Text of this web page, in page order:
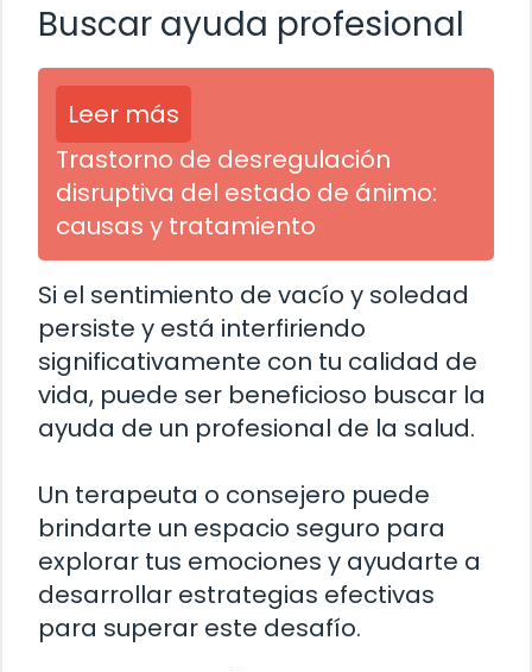
Buscar ayuda profesional
Leer más
Trastorno de desregulación
disruptiva del estado de ánimo:
causas y tratamiento
Si el sentimiento de vacío y soledad
persiste y está interfiriendo
significativamente con tu calidad de
vida, puede ser beneficioso buscar la
ayuda de un profesional de la salud.
Un terapeuta o consejero puede
brindarte un espacio seguro para
explorar tus emociones y ayudarte a
desarrollar estrategias efectivas
para superar este desafío.